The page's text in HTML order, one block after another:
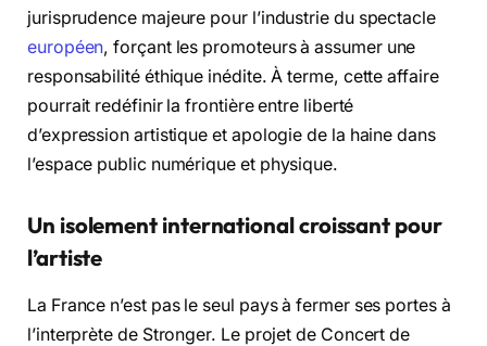
jurisprudence majeure pour l’industrie du spectacle
européen, forçant les promoteurs à assumer une
responsabilité éthique inédite. À terme, cette affaire
pourrait redéfinir la frontière entre liberté
d’expression artistique et apologie de la haine dans
l’espace public numérique et physique.
Un isolement international croissant pour
l’artiste
La France n’est pas le seul pays à fermer ses portes à
l’interprète de Stronger. Le projet de Concert de